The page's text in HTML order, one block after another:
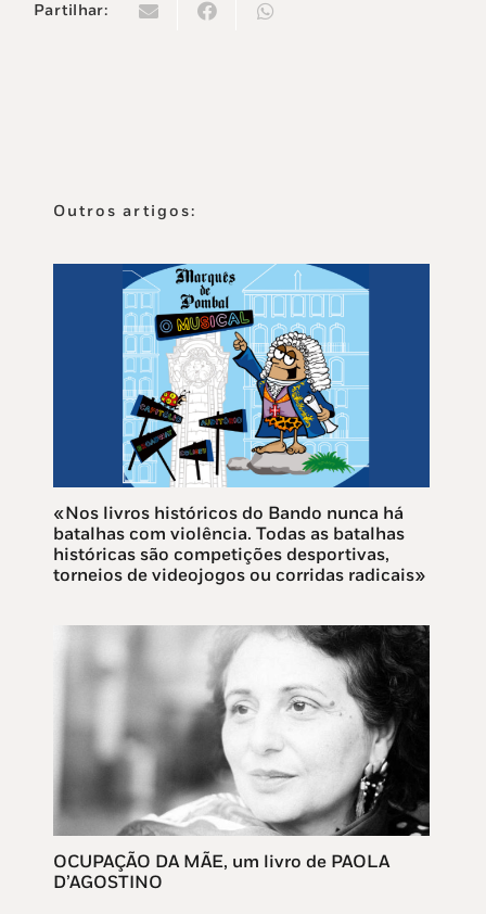
Partilhar:
Outros artigos:
«Nos livros históricos do Bando nunca há
batalhas com violência. Todas as batalhas
históricas são competições desportivas,
torneios de videojogos ou corridas radicais»
OCUPAÇÃO DA MÃE, um livro de PAOLA
D’AGOSTINO